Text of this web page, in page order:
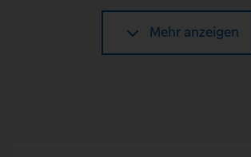
Mehr anzeigen